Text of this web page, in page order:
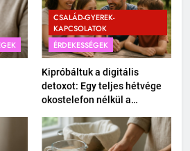
CSALÁD-GYEREK-
KAPCSOLATOK
ÉRDEKESSÉGEK
Kipróbáltuk a digitális
detoxot: Egy teljes hétvége
okostelefon nélkül a